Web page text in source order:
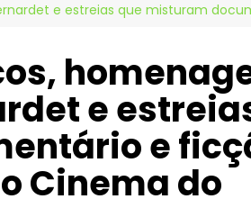
e estreias que misturam
e
e
Cinema do